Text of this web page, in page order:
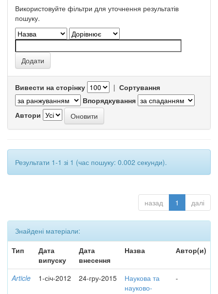
Використовуйте фільтри для уточнення результатів
пошуку.
Вивести на сторінку | Сортування
Впорядкування
Автори
Результати 1-1 зі 1 (час пошуку: 0.002 секунди).
назад 1 далі
Знайдені матеріали:
Тип
Дата
випуску
Дата
внесення
Назва Автор(и)
Article 1-січ-2012 24-гру-2015
Наукова та
науково-
-